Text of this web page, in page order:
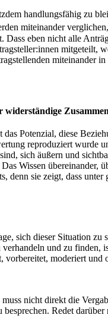
handlungsfähig zu
miteinander
Dass eben nicht alle
mitgeteilt,
miteinander
widerständige
Potenzial, diese
reproduziert wurde
sich äußern und
Wissen
denn sie zeigt, dass
sich dieser Situation
und zu
vorbereitet, moderiert
nicht direkt die
Redet